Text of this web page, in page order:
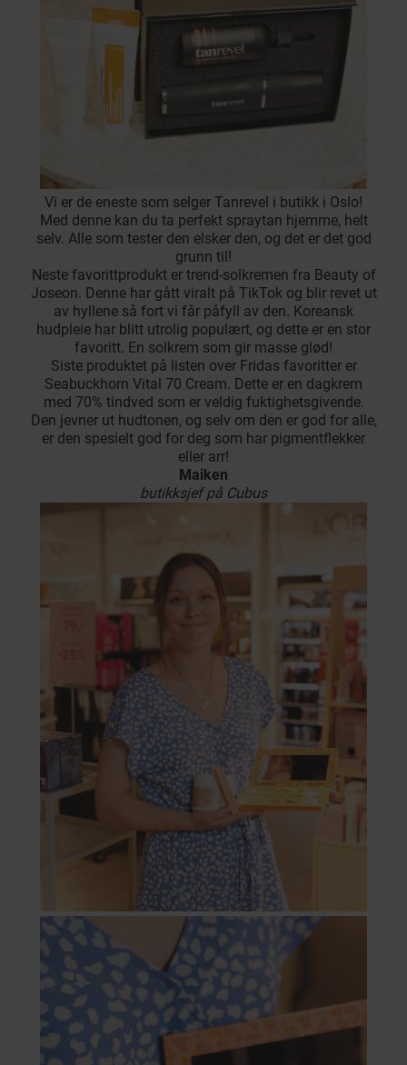
Vi er de eneste som selger Tanrevel i butikk i Oslo!
Med denne kan du ta perfekt spraytan hjemme, helt
selv. Alle som tester den elsker den, og det er det god
grunn til!
Neste favorittprodukt er trend-solkremen fra Beauty of
Joseon. Denne har gått viralt på TikTok og blir revet ut
av hyllene så fort vi får påfyll av den. Koreansk
hudpleie har blitt utrolig populært, og dette er en stor
favoritt. En solkrem som gir masse glød!
Siste produktet på listen over Fridas favoritter er
Seabuckhorn Vital 70 Cream. Dette er en dagkrem
med 70% tindved som er veldig fuktighetsgivende.
Den jevner ut hudtonen, og selv om den er god for alle,
er den spesielt god for deg som har pigmentflekker
eller arr!
Maiken
butikksjef på Cubus